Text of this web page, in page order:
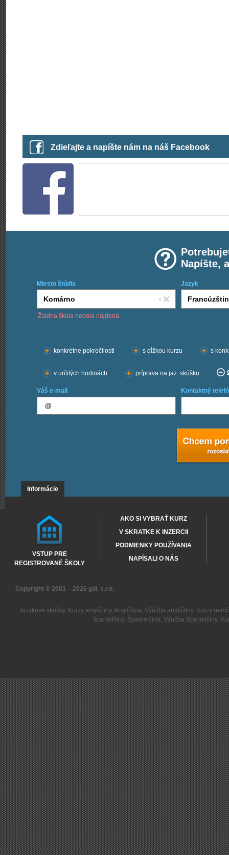
Zdieľajte a napíšte nám na náš Facebook
Napíšte,
Miesto štúdia Jazyk
Žiadna škola nebola nájdená
konkrétne pokročilosti
s dĺžkou kurzu s
v určitých hodinách príprava na jaz. skúšku
Váš e-mail Kontaktný
Informácie
VSTUP PRE
REGISTROVANÉ ŠKOLY
AKO SI VYBRAŤ KURZ
V SKRATKE K INZERCII
PODMIENKY POUŽÍVANIA
NAPÍSALI O NÁS
Copyright © 2001 – 2026 gdi, s.r.o.
Jazykové skúšky, Kurzy angličtiny, Angličtina, Výučba angličtiny, Kurzy
španielčiny, Španielčina, Výučba španielčiny,